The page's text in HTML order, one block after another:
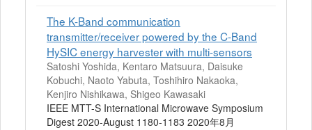
The K-Band communication
transmitter/receiver powered by the C-Band
HySIC energy harvester with multi-sensors
Satoshi Yoshida, Kentaro Matsuura, Daisuke
Kobuchi, Naoto Yabuta, Toshihiro Nakaoka,
Kenjiro Nishikawa, Shigeo Kawasaki
IEEE MTT-S International Microwave Symposium
Digest 2020-August 1180-1183 2020年8月